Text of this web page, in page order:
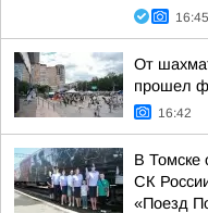
16:45
От
прошел
16:42
В Томске
СК
«Поезд